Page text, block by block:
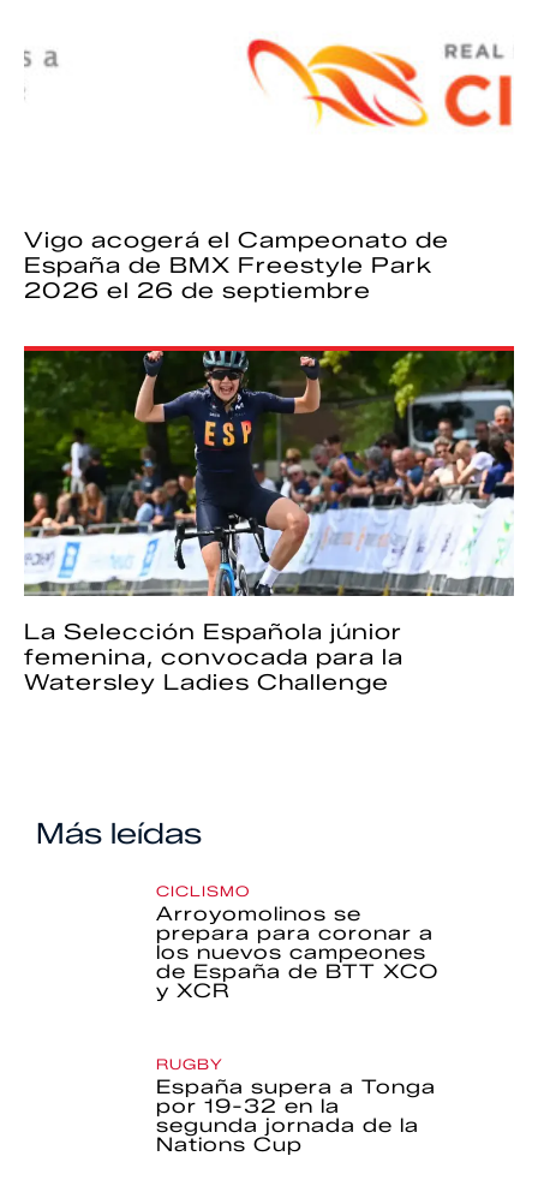
Vigo acogerá el Campeonato de
España de BMX Freestyle Park
2026 el 26 de septiembre
La Selección Española júnior
femenina, convocada para la
Watersley Ladies Challenge
Más leídas
CICLISMO
Arroyomolinos se
prepara para coronar a
los nuevos campeones
de España de BTT XCO
y XCR
RUGBY
España supera a Tonga
por 19-32 en la
segunda jornada de la
Nations Cup